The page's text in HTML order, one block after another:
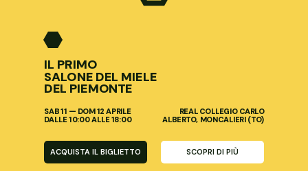
SAB 11 — DOM12 APRILE
DALLE 10:00 ALLE 18:00
REAL COLLEGIO CARLO
ALBERTO, MONCALIERI (TO)
IL PRIMO
SALONE DEL MIELE
DEL PIEMONTE
ACQUISTA IL BIGLIETTO SCOPRI DI PIÙ